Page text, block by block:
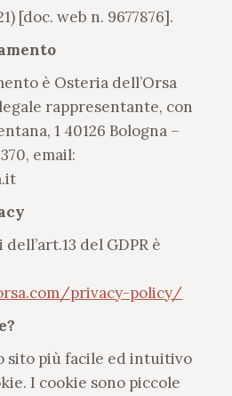
[doc. web n. 9677876].
è Osteria dell’Orsa
rappresentante, con
1 40126 Bologna –
email:
del GDPR è
privacy-policy/
sito più facile ed intuitivo
I cookie sono piccole